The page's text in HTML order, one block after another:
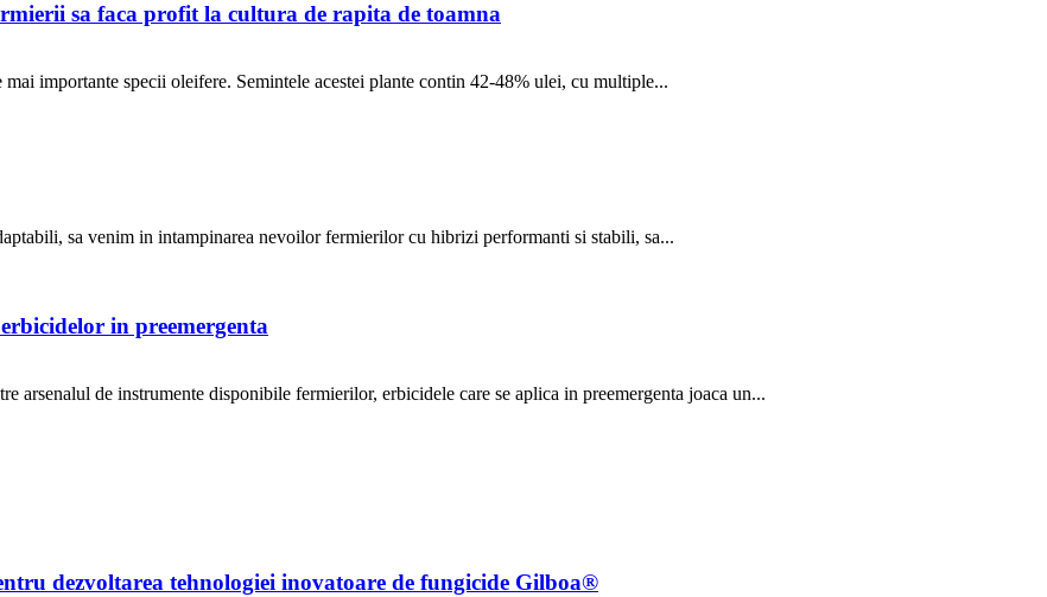
sa faca profit la cultura de rapita de toamna
importante specii oleifere. Semintele acestei plante contin 42-48% ulei, cu multiple...
sa venim in intampinarea nevoilor fermierilor cu hibrizi performanti si stabili, sa...
in preemergenta
arsenalul de instrumente disponibile fermierilor, erbicidele care se aplica in preemergenta joaca un...
dezvoltarea tehnologiei inovatoare de fungicide Gilboa®